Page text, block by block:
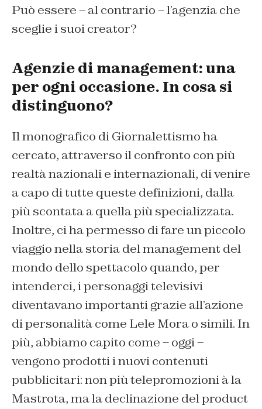
Può essere – al contrario – l’agenzia che
sceglie i suoi creator?
Agenzie di management: una
per ogni occasione. In cosa si
distinguono?
Il monografico diGiornalettismoha
cercato, attraverso il confronto con più
realtà nazionali e internazionali, di venire
a capo di tutte queste definizioni, dalla
più scontata a quella più specializzata.
Inoltre, ci ha permesso di fare un piccolo
viaggio nella storia del management del
mondo dello spettacolo quando, per
intenderci, i personaggi televisivi
diventavano importanti grazie all’azione
di personalità come Lele Mora o simili. In
più, abbiamo capito come – oggi –
vengono prodotti i nuovi contenuti
pubblicitari: non più telepromozioni à la
Mastrota, ma la declinazione del product